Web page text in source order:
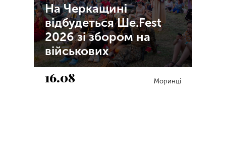
На Черкащині
відбудеться Ше.Fest
2026 зі збором на
військових
16.08 Моринці